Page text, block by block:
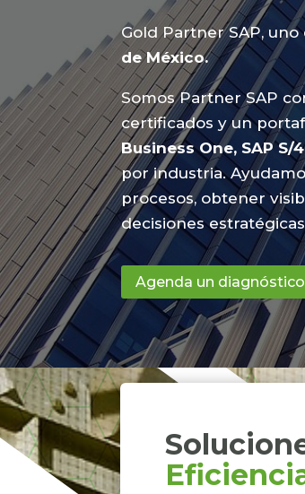
Gold Partner SAP,
de México.
Somos Partner SAP
certificados y un
Business One, SAP S/
por industria.
procesos, obtener
decisiones
Agenda un